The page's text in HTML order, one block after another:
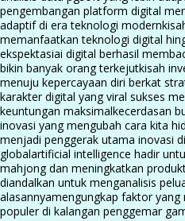
pengembangan platform digital
adaptif di era teknologi modern
memanfaatkan teknologi digital
ekspektasiai digital berhasil
bikin banyak orang terkejutkisah
menuju kepercayaan diri berkat
karakter digital yang viral sukses
keuntungan maksimalkecerdasan
inovasi yang mengubah cara kita
menjadi penggerak utama inovasi
globalartificial intelligence hadir
mahjong dan meningkatkan
diandalkan untuk menganalisis
alasannyamengungkap faktor
populer di kalangan penggemar